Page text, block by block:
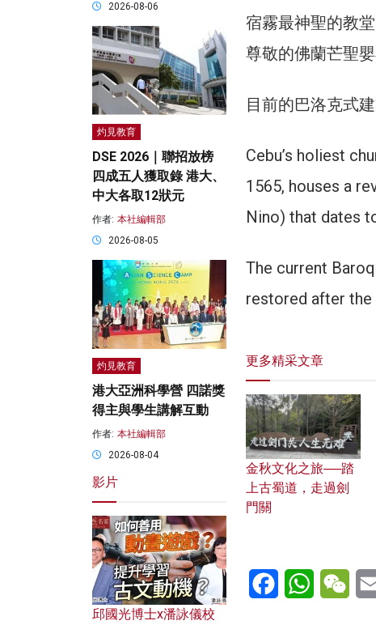
宿霧最神聖的教
尊敬的佛蘭芒聖
目前的巴洛克式
Cebu’s holiest
1565, houses a
Nino) that dates
The current
restored after the
更多精采文章
金秋文化之旅──踏
上古蜀道，走過劍
門關
FacebookWhatsApp
2026-08-06
灼見教育
DSE 2026｜聯招放榜
四成五人獲取錄 港大、
中大各取12狀元
作者: 本社編輯部
2026-08-05
灼見教育
港大亞洲科學營 四諾獎
得主與學生講解互動
作者: 本社編輯部
2026-08-04
影片
邱國光博士x潘詠儀校